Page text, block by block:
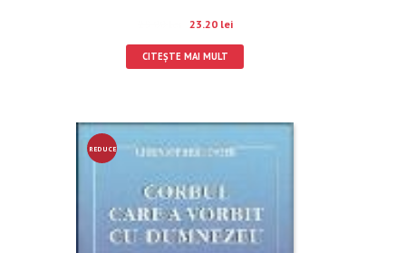
23.20 lei
CITEȘTE MAI MULT
REDUCE